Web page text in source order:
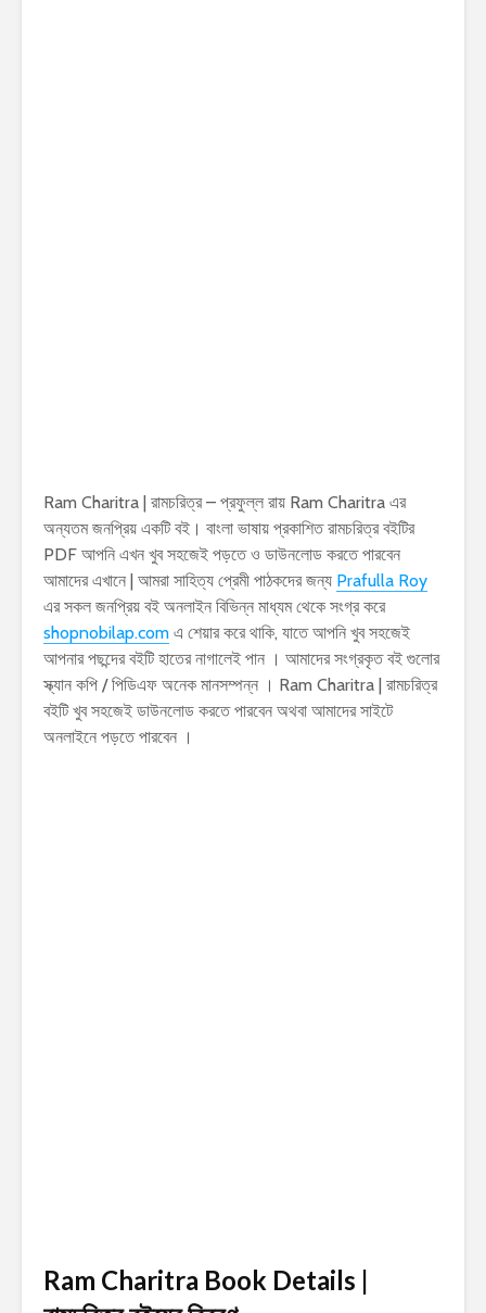
Ram Charitra | রামচরিত্র – প্রফুল্ল রায় Ram Charitra এর
অন্যতম জনপ্রিয় একটি বই। বাংলা ভাষায় প্রকাশিত রামচরিত্র বইটির
PDF আপনি এখন খুব সহজেই পড়তে ও ডাউনলোড করতে পারবেন
আমাদের এখানে | আমরা সাহিত্য প্রেমী পাঠকদের জন্য Prafulla Roy
এর সকল জনপ্রিয় বই অনলাইন বিভিন্ন মাধ্যম থেকে সংগ্র করে
shopnobilap.com এ শেয়ার করে থাকি, যাতে আপনি খুব সহজেই
আপনার পছন্দের বইটি হাতের নাগালেই পান । আমাদের সংগ্রকৃত বই গুলোর
স্ক্যান কপি / পিডিএফ অনেক মানসম্পন্ন । Ram Charitra | রামচরিত্র
বইটি খুব সহজেই ডাউনলোড করতে পারবেন অথবা আমাদের সাইটে
অনলাইনে পড়তে পারবেন ।
Ram Charitra Book Details |